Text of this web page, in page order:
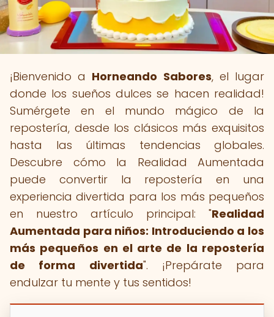
¡Bienvenido a Horneando Sabores, el lugar
donde los sueños dulces se hacen realidad!
Sumérgete en el mundo mágico de la
repostería, desde los clásicos más exquisitos
hasta las últimas tendencias globales.
Descubre cómo la Realidad Aumentada
puede convertir la repostería en una
experiencia divertida para los más pequeños
en nuestro artículo principal: "Realidad
Aumentada para niños: Introduciendo a los
más pequeños en el arte de la repostería
de forma divertida". ¡Prepárate para
endulzar tu mente y tus sentidos!